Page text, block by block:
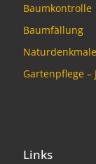
Baumkontrolle
Baumfällung
Naturdenkmale
Gartenpflege –
Links